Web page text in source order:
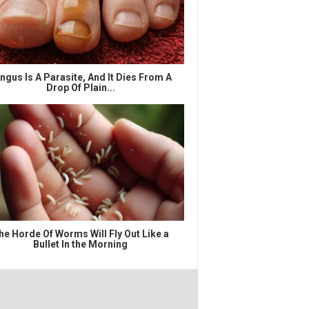
Is A Parasite, And It Dies From A
Drop Of Plain...
Horde Of Worms Will Fly Out Like a
Bullet In the Morning